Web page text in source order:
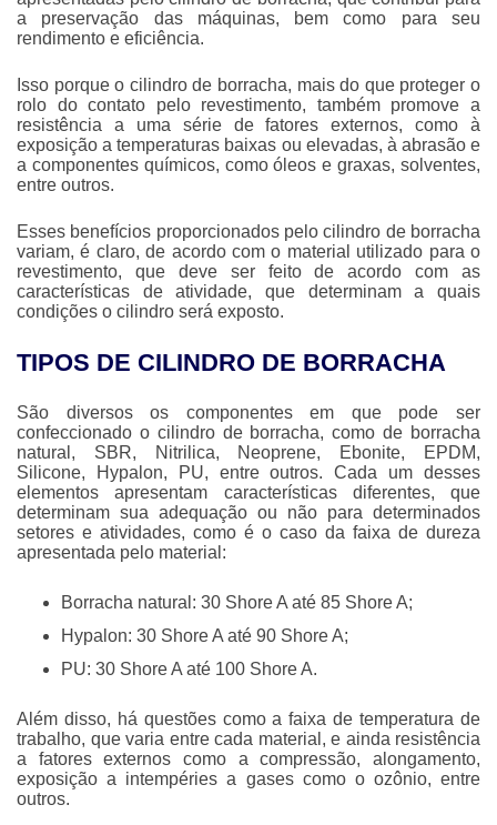
a preservação das máquinas, bem como para seu
rendimento e eficiência.
Isso porque o cilindro de borracha, mais do que proteger o
rolo do contato pelo revestimento, também promove a
resistência a uma série de fatores externos, como à
exposição a temperaturas baixas ou elevadas, à abrasão e
a componentes químicos, como óleos e graxas, solventes,
entre outros.
Esses benefícios proporcionados pelocilindro de borracha
variam, é claro, de acordo com o material utilizado para o
revestimento, que deve ser feito de acordo com as
características de atividade, que determinam a quais
condições o cilindro será exposto.
TIPOS DE CILINDRO DE BORRACHA
São diversos os componentes em que pode ser
confeccionado o cilindro de borracha, como de borracha
natural, SBR, Nitrilica, Neoprene, Ebonite, EPDM,
Silicone, Hypalon, PU, entre outros. Cada um desses
elementos apresentam características diferentes, que
determinam sua adequação ou não para determinados
setores e atividades, como é o caso da faixa de dureza
apresentada pelo material:
Borracha natural: 30 Shore A até 85 Shore A;
Hypalon: 30 Shore A até 90 Shore A;
PU: 30 Shore A até 100 Shore A.
Além disso, há questões como a faixa de temperatura de
trabalho, que varia entre cada material, e ainda resistência
a fatores externos como a compressão, alongamento,
exposição a intempéries a gases como o ozônio, entre
outros.